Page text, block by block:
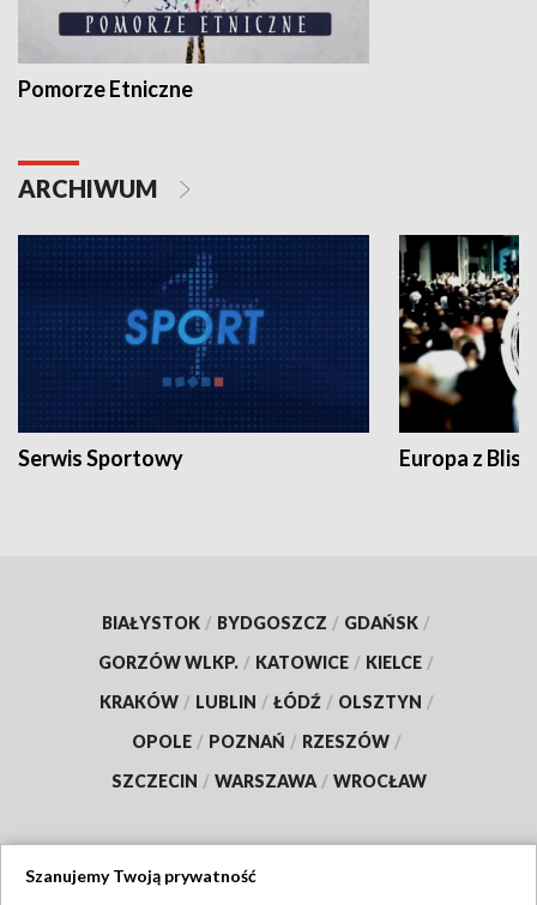
Pomorze Etniczne
ARCHIWUM
Serwis Sportowy Europa z
BIAŁYSTOK / BYDGOSZCZ / GDAŃSK /
GORZÓW WLKP. / KATOWICE / KIELCE /
KRAKÓW / LUBLIN / ŁÓDŹ / OLSZTYN /
OPOLE / POZNAŃ / RZESZÓW /
SZCZECIN / WARSZAWA / WROCŁAW
Szanujemy Twoją prywatność